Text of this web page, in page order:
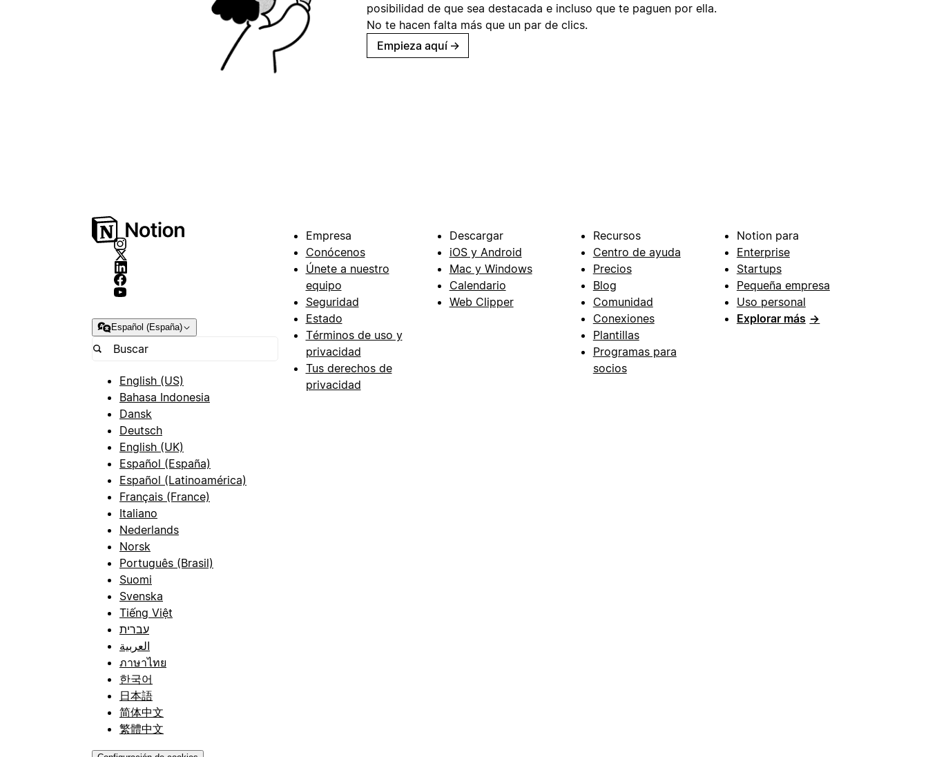
posibilidad de que sea destacada e incluso que te paguen por ella.
No te hacen falta más que un par de clics.
Empieza aquí →
Español (España)
English (US)
Bahasa Indonesia
Dansk
Deutsch
English (UK)
Español (España)
Español (Latinoamérica)
Français (France)
Italiano
Nederlands
Norsk
Português (Brasil)
Suomi
Svenska
Tiếng Việt
עברית
العربية
ภาษาไทย
한국어
日本語
简体中文
繁體中文
Empresa
Conócenos
Únete a nuestro
equipo
Seguridad
Estado
Términos de uso y
privacidad
Tus derechos de
privacidad
Descargar
iOS y Android
Mac y Windows
Calendario
Web Clipper
Recursos
Centro de ayuda
Precios
Blog
Comunidad
Conexiones
Plantillas
Programas para
socios
Notion para
Enterprise
Startups
Pequeña empresa
Uso personal
Explorar más →